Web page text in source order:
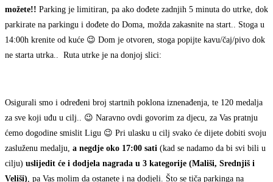
možete!! Parking je limitiran, pa ako dođete zadnjih 5 minuta do utrke, dok
parkirate na parkingu i dođete do Doma, možda zakasnite na start.. Stoga u
14:00h krenite od kuće 😉 Dom je otvoren, stoga popijte kavu/čaj/pivo dok
ne starta utrka.. Ruta utrke je na donjoj slici:
Osigurali smo i određeni broj startnih poklona iznenađenja, te 120 medalja
za sve koji uđu u cilj.. 😉 Naravno ovdi govorim za djecu, za Vas pratnju
ćemo dogodine smislit Ligu 😉 Pri ulasku u cilj svako će dijete dobiti svoju
zasluženu medalju, a negdje oko 17:00 sati (kad se nadamo da bi svi bili u
cilju) uslijedit će i dodjela nagrada u 3 kategorije (Mališi, Srednjiš i
Veliši), pa Vas molim da ostanete i na dodjeli. Što se tiča parkinga na